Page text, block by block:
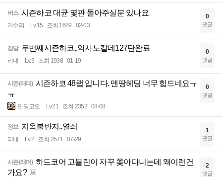
버스 시즌하코 대균 몇판 돌아주실분 있나요
거수리 Lv.15 조회 1689 02-03
0
댓글
잡담 두번째시즌하코..악사노칼데127단완료
리내 Lv.3 조회 1938 01-19
0
댓글
시즌(래더) 시즌하코 48랩 입니다. 맨땅헤딩 너무 힘드네요ㅠ
ㅠ
만딩고오 Lv.21 조회 2352 08-08
0
댓글
정보 지옥불반지..열쇠
리내 Lv.2 조회 2571 07-29
1
댓글
시즌(래더) 하드코어 고블린이 자꾸 쫒아다니는데 왜이런건
가요?
2
댓글